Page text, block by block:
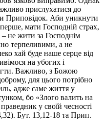
прислухатися до
Приповідок. Аби уникнути
мати Господній страх,
не жити за Господнім
терпеливими, а не
хай буде наше серце від
на убогих і
Важливо, з Божою
для цього потрібно
адже саме життя у
бо «Злого валить на
у своїй чесності
Бут. 13,12-18 та Прип.